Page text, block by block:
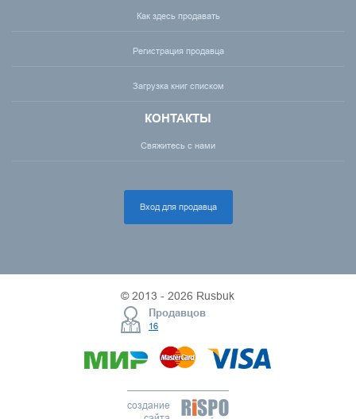
Как здесь продавать
Регистрация продавца
Загрузка книг списком
КОНТАКТЫ
Свяжитесь с нами
Вход для продавца
© 2013 - 2026 Rusbuk
Продавцов
16
создание